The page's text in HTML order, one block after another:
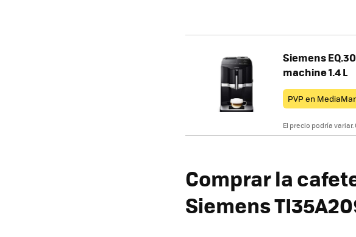
Siemens
machine 1.4 L
PVP en
El precio podría
Comprar la
Siemens